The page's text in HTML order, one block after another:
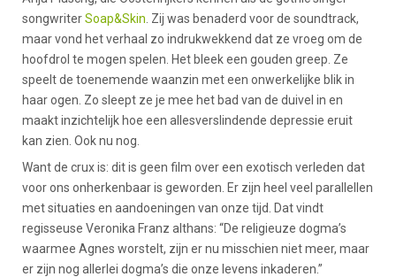
songwriterSoap&Skin . Zij was benaderd voor de soundtrack,
maar vond het verhaal zo indrukwekkend dat ze vroeg om de
hoofdrol te mogen spelen. Het bleek een gouden greep. Ze
speelt de toenemende waanzin met een onwerkelijke blik in
haar ogen. Zo sleept ze je mee het bad van de duivel in en
maakt inzichtelijk hoe een allesverslindende depressie eruit
kan zien. Ook nu nog.
Want de crux is: dit is geen film over een exotisch verleden dat
voor ons onherkenbaar is geworden. Er zijn heel veel parallellen
met situaties en aandoeningen van onze tijd. Dat vindt
regisseuse Veronika Franz althans: “De religieuze dogma’s
waarmee Agnes worstelt, zijn er nu misschien niet meer, maar
er zijn nog allerlei dogma’s die onze levens inkaderen.”